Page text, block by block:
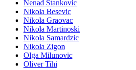
Nenad Stankovic
Nikola Besevic
Nikola Graovac
Nikola Martinoski
Nikola Samardzic
Nikola Zigon
Olga Milunovic
Oliver Tihi